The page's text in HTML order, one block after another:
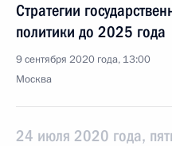
Стратегии
политики до 2025 года
9 сентября 2020 года, 13:00
Москва
24 июля 2020 года,